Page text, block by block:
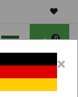
0
wählen:
×